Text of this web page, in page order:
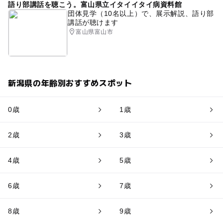
語り部講話を聴こう。富山県立イタイイタイ病資料館
団体見学（10名以上）で、展示解説、語り部
講話が聴けます
富山県富山市
新潟県の年齢別おすすめスポット
0歳 1歳
2歳 3歳
4歳 5歳
6歳 7歳
8歳 9歳